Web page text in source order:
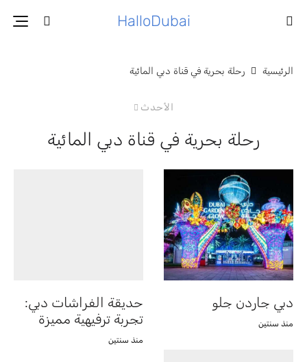
HalloDubai
الرئيسية رحلة بحرية في قناة دبي المائية
الأحدث
رحلة بحرية في قناة دبي المائية
دبي جاردن جلو
منذ سنتين
حديقة الفراشات دبي:
تجربة ترفيهية مميزة
منذ سنتين